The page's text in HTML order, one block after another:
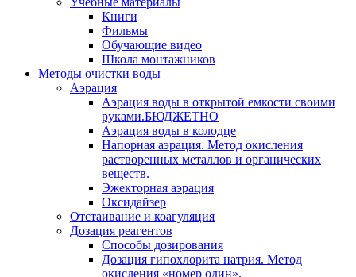
Книги
Фильмы
Обучающие видео
Школа монтажников
Методы очистки воды
Аэрация
Аэрация воды в открытой емкости своими
руками.БЮДЖЕТНО
Аэрация воды в колодце
Напорная аэрация. Метод окисления
растворенных металлов и органических
веществ.
Эжекторная аэрация
Оксидайзер
Отстаивание и коагуляция
Дозация реагентов
Способы дозирования
Дозация гипохлорита натрия. Метод
окисления «номер один».